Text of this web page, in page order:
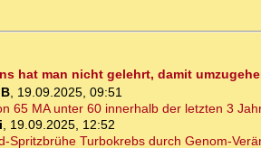
hat man nicht gelehrt, damit
, 19.09.2025, 09:51
65 MA unter 60 innerhalb der letzten 3
, 19.09.2025, 12:52
Spritzbrühe Turbokrebs durch Genom-